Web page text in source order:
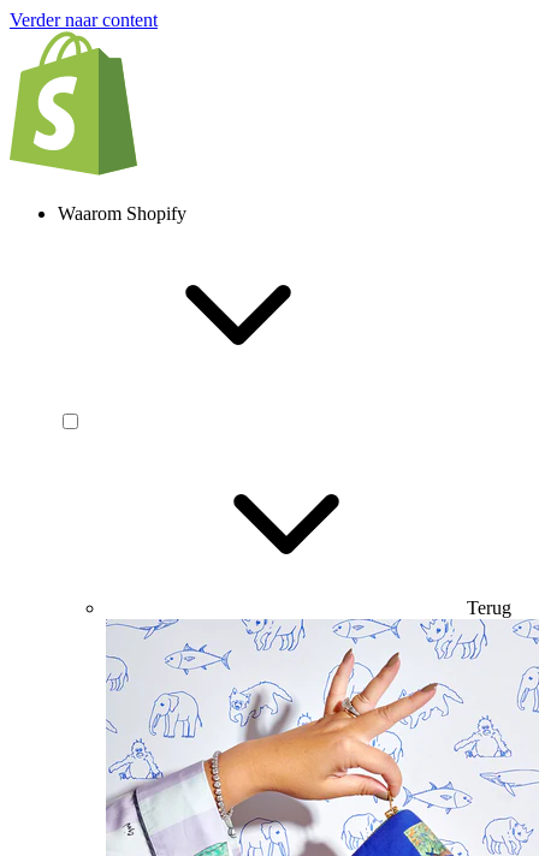
Verder naar content
Waarom Shopify
Terug